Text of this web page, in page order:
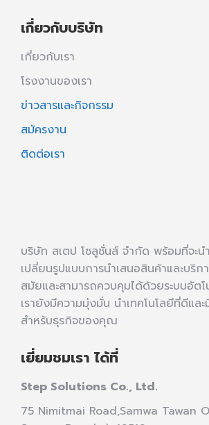
เกี่ยวกับบริษัท
เกี่ยวกับเรา
โรงงานของเรา
ข่าวสารและกิจกรรม
สมัครงาน
ติดต่อเรา
บริษัท สเตป โซลูชั่นส์ จำกัด พร้อมที่จะน
เปลี่ยนรูปแบบการนำเสนอสินค้าและบริ
สมัยและสามารถควบคุมได้ด้วยระบบอัต
เรายังมีความมุ่งมั่น นำเทคโนโลยีที่ดีแล
สำหรับธุรกิจของคุณ
เยี่ยมชมเรา ได้ที่
Step Solutions Co., Ltd.
75 Nimitmai Road,Samwa Tawan